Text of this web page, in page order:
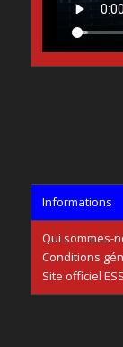
Informations
Qui sommes-
Conditions
Site officiel